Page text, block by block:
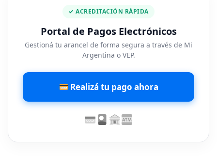
✓ ACREDITACIÓN RÁPIDA
Portal de Pagos Electrónicos
Gestioná tu arancel de forma segura a través de Mi
Argentina o VEP.
Realizá tu pago ahora